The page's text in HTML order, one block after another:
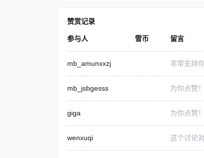
赞赏记录
参与人 雪币 留言
mb_amunxxzj 非常支持
mb_jsbgesss 为你点赞！
giga 为你点赞！
wenxuqi 这个讨论